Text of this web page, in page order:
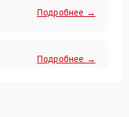
Подробнее →
Подробнее →